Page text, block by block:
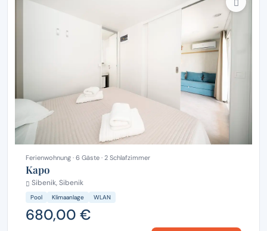
Ferienwohnung · 6 Gäste · 2 Schlafzimmer
Kapo
Sibenik, Sibenik
Pool Klimaanlage WLAN
680,00 €